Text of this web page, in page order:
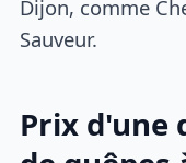
Dijon, comme
Sauveur.
Prix d'une